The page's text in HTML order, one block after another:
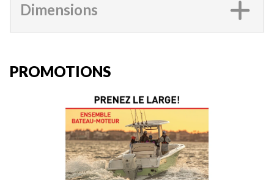
Dimensions
PROMOTIONS